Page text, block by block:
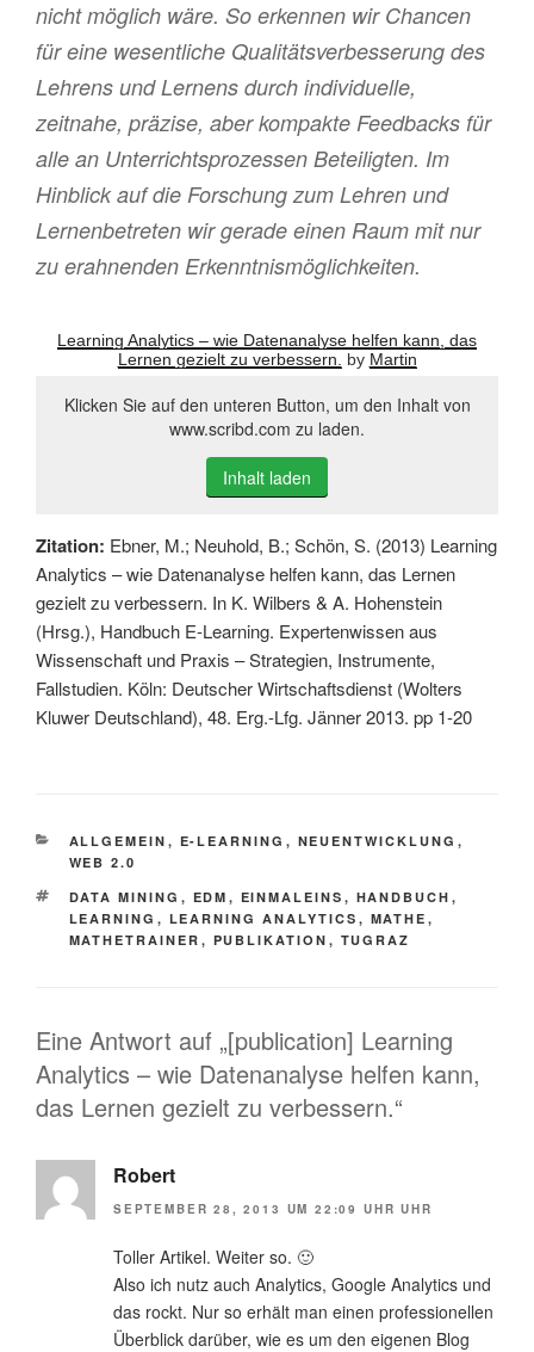
nicht möglich wäre. So erkennen wir Chancen
für eine wesentliche Qualitätsverbesserung des
Lehrens und Lernens durch individuelle,
zeitnahe, präzise, aber kompakte Feedbacks für
alle an Unterrichtsprozessen Beteiligten. Im
Hinblick auf die Forschung zum Lehren und
Lernenbetreten wir gerade einen Raum mit nur
zu erahnenden Erkenntnismöglichkeiten.
Learning Analytics – wie Datenanalyse helfen kann, das
Lernen gezielt zu verbessern.
by Martin
Klicken Sie auf den unteren Button, um den Inhalt von
www.scribd.com zu laden.
Inhalt laden
Zitation: Ebner, M.; Neuhold, B.; Schön, S. (2013) Learning
Analytics – wie Datenanalyse helfen kann, das Lernen
gezielt zu verbessern. In K. Wilbers & A. Hohenstein
(Hrsg.), Handbuch E-Learning. Expertenwissen aus
Wissenschaft und Praxis – Strategien, Instrumente,
Fallstudien. Köln: Deutscher Wirtschaftsdienst (Wolters
Kluwer Deutschland), 48. Erg.-Lfg. Jänner 2013. pp 1-20
KATEGORIEN
ALLGEMEIN , E-LEARNING , NEUENTWICKLUNG ,
WEB 2.0
SCHLAGWÖRTER
DATA MINING , EDM , EINMALEINS , HANDBUCH ,
LEARNING , LEARNING ANALYTICS , MATHE ,
MATHETRAINER , PUBLIKATION , TUGRAZ
Eine Antwort auf „[publication] Learning
Analytics – wie Datenanalyse helfen kann,
das Lernen gezielt zu verbessern.“
Robert
SEPTEMBER 28, 2013 UM 22:09 UHR UHR
Toller Artikel. Weiter so. 🙂
Also ich nutz auch Analytics, Google Analytics und
das rockt. Nur so erhält man einen professionellen
Überblick darüber, wie es um den eigenen Blog